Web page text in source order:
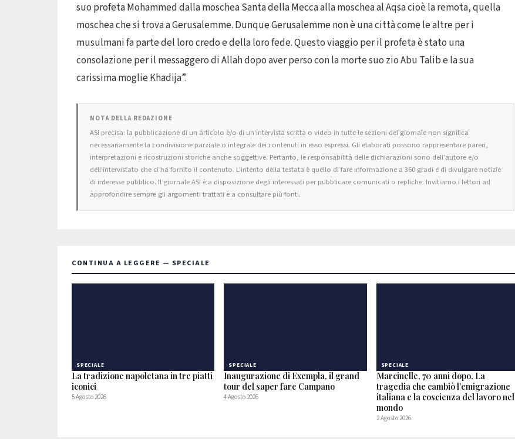
suo profeta Mohammed dalla moschea Santa della Mecca alla moschea al Aqsa cioè la remota, quella
moschea che si trova a Gerusalemme. Dunque Gerusalemme non è una città come le altre per i
musulmani fa parte del loro credo e della loro fede. Questo viaggio per il profeta è stato una
consolazione per il messaggero di Allah dopo aver perso con la morte suo zio Abu Talib e la sua
carissima moglie Khadija”.
NOTA DELLA REDAZIONE
ASI precisa: la pubblicazione di un articolo e/o di un'intervista scritta o video in tutte le sezioni del giornale non significa
necessariamente la condivisione parziale o integrale dei contenuti in esso espressi. Gli elaborati possono rappresentare pareri,
interpretazioni e ricostruzioni storiche anche soggettive. Pertanto, le responsabilità delle dichiarazioni sono dell'autore e/o
dell'intervistato che ci ha fornito il contenuto. L'intento della testata è quello di fare informazione a 360 gradi e di divulgare notizie
di interesse pubblico. Il giornale ASI è a disposizione degli interessati per pubblicare comunicati o repliche. Invitiamo i lettori ad
approfondire sempre gli argomenti trattati e a consultare più fonti.
CONTINUA A LEGGERE — SPECIALE
SPECIALE
La tradizione napoletana in tre piatti
iconici
5 Agosto 2026
SPECIALE
Inaugurazione di Exempla, il grand
tour del saper fare Campano
4 Agosto 2026
SPECIALE
Marcinelle, 70 anni dopo. La
tragedia che cambiò l’emigrazione
italiana e la coscienza del lavoro nel
mondo
2 Agosto 2026